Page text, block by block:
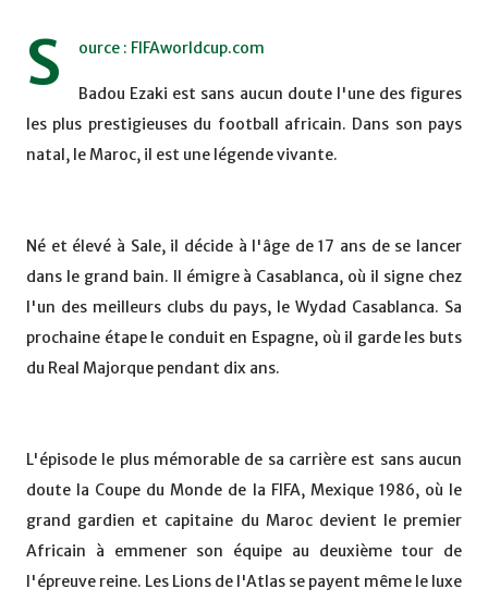
S ource : FIFAworldcup.com
Badou Ezaki est sans aucun doute l'une des figures
les plus prestigieuses du football africain. Dans son pays
natal, le Maroc, il est une légende vivante.
Né et élevé à Sale, il décide à l'âge de 17 ans de se lancer
dans le grand bain. Il émigre à Casablanca, où il signe chez
l'un des meilleurs clubs du pays, le Wydad Casablanca. Sa
prochaine étape le conduit en Espagne, où il garde les buts
du Real Majorque pendant dix ans.
L'épisode le plus mémorable de sa carrière est sans aucun
doute la Coupe du Monde de la FIFA, Mexique 1986, où le
grand gardien et capitaine du Maroc devient le premier
Africain à emmener son équipe au deuxième tour de
l'épreuve reine. Les Lions de l'Atlas se payent même le luxe